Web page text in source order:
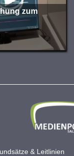
zum
& Leitlinien